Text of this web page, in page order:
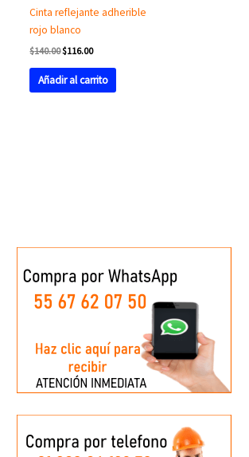
Cinta reflejante adherible
rojo blanco
$140.00$116.00
Añadir al carrito